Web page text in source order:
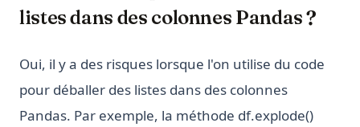
listes dans des colonnes Pandas ?
Oui, il y a des risques lorsque l'on utilise du code
pour déballer des listes dans des colonnes
Pandas. Par exemple, la méthode df.explode()